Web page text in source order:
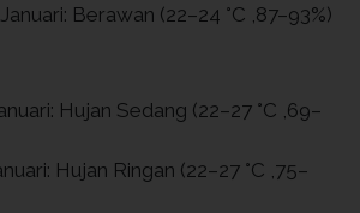
Berawan (22–24 °C ,87–93%)
Hujan Sedang (22–27 °C ,69–
Hujan Ringan (22–27 °C ,75–